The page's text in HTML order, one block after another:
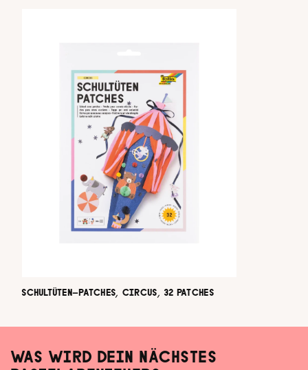
SCHULTÜTEN-PATCHES, CIRCUS, 32 PATCHES
WAS WIRD DEIN NÄCHSTES